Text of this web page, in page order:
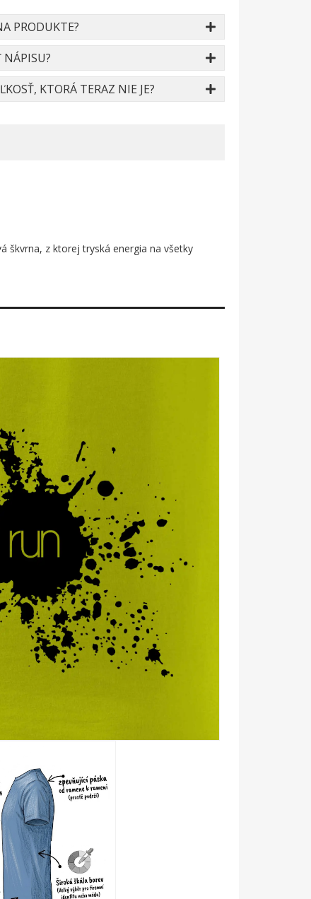
PRODUKTE?
NÁPISU?
KTORÁ TERAZ NIE JE?
škvrna, z ktorej tryská energia na všetky
odtlačok na svete. Kvapky atramentu
medzi divokosťou striekancov a